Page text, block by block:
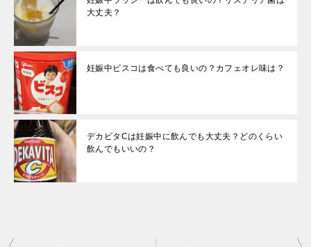
大丈夫？
妊娠中ビスコは食べても良いの？カフェオレ味は？
デカビタCは妊娠中に飲んでも大丈夫？どのくらい
飲んでもいいの？